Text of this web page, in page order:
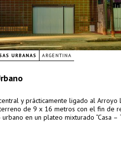
URBANAS ARGENTINA
y prácticamente ligado al Arroyo
de 9 x 16 metros con el fin de
en un plateo mixturado “Casa –